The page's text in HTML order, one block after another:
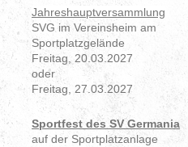
Jahreshauptversammlung
SVG im Vereinsheim am
Sportplatzgelände
Freitag, 20.03.2027
oder
Freitag, 27.03.2027
Sportfest des SV Germania
auf der Sportplatzanlage